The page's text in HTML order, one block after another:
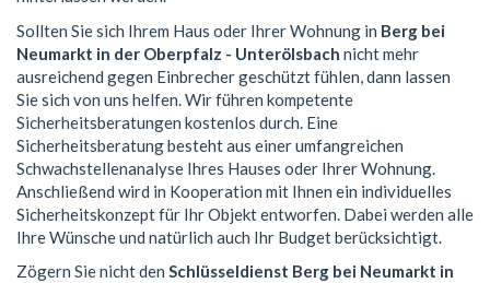
Sollten Sie sich Ihrem Haus oder Ihrer Wohnung in Berg bei
Neumarkt in der Oberpfalz - Unterölsbach nicht mehr
ausreichend gegen Einbrecher geschützt fühlen, dann lassen
Sie sich von uns helfen. Wir führen kompetente
Sicherheitsberatungen kostenlos durch. Eine
Sicherheitsberatung besteht aus einer umfangreichen
Schwachstellenanalyse Ihres Hauses oder Ihrer Wohnung.
Anschließend wird in Kooperation mit Ihnen ein individuelles
Sicherheitskonzept für Ihr Objekt entworfen. Dabei werden alle
Ihre Wünsche und natürlich auch Ihr Budget berücksichtigt.
Zögern Sie nicht den Schlüsseldienst Berg bei Neumarkt in